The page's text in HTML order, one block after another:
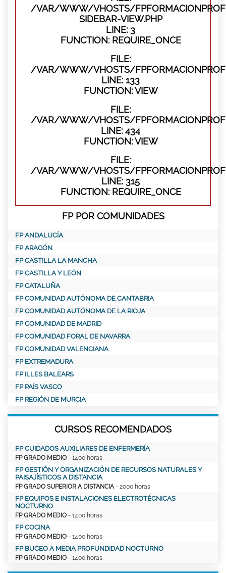
/VAR/WWW/VHOSTS/
SIDEBAR-VIEW.PHP
LINE: 3
FUNCTION: REQUIRE_ONCE
FILE:
/VAR/WWW/VHOSTS/
LINE: 133
FUNCTION: VIEW
FILE:
/VAR/WWW/VHOSTS/
LINE: 434
FUNCTION: VIEW
FILE:
/VAR/WWW/VHOSTS/
LINE: 315
FUNCTION: REQUIRE_ONCE
FP POR COMUNIDADES
FP ANDALUCÍA
FP ARAGÓN
FP CASTILLA LA MANCHA
FP CASTILLA Y LEÓN
FP CATALUÑA
FP COMUNIDAD AUTÓNOMA DE CANTABRIA
FP COMUNIDAD AUTÓNOMA DE LA RIOJA
FP COMUNIDAD DE MADRID
FP COMUNIDAD FORAL DE NAVARRA
FP COMUNIDAD VALENCIANA
FP EXTREMADURA
FP ILLES BALEARS
FP PAÍS VASCO
FP REGIÓN DE MURCIA
CURSOS RECOMENDADOS
FP CUIDADOS AUXILIARES DE ENFERMERÍA
FP GRADO MEDIO - 1400 horas
FP GESTIÓN Y ORGANIZACIÓN DE RECURSOS NATURALES Y
PAISAJÍSTICOS A DISTANCIA
FP GRADO SUPERIOR A DISTANCIA- 2000 horas
FP EQUIPOS E INSTALACIONES ELECTROTÉCNICAS
NOCTURNO
FP GRADO MEDIO - 1400 horas
FP COCINA
FP GRADO MEDIO - 1400 horas
FP BUCEO A MEDIA PROFUNDIDAD NOCTURNO
FP GRADO MEDIO - 1400 horas